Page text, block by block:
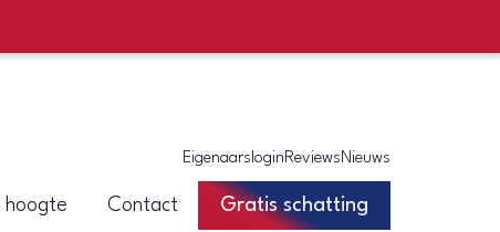
hoogte Contact Gratis schatting
Eigenaarslogin Reviews Nieuws